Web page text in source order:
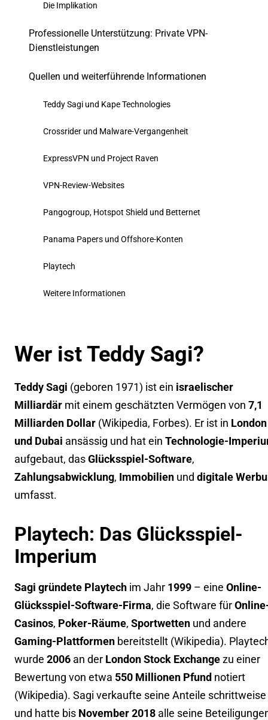
Die Implikation
Professionelle Unterstützung: Private VPN-
Dienstleistungen
Quellen und weiterführende Informationen
Teddy Sagi und Kape Technologies
Crossrider und Malware-Vergangenheit
ExpressVPN und Project Raven
VPN-Review-Websites
Pangogroup, Hotspot Shield und Betternet
Panama Papers und Offshore-Konten
Playtech
Weitere Informationen
Wer ist Teddy Sagi?
Teddy Sagi (geboren 1971) ist ein israelischer
Milliardär mit einem geschätzten Vermögen von 7,1
Milliarden Dollar (Wikipedia, Forbes). Er ist in London
und Dubai ansässig und hat ein Technologie-
aufgebaut, dasGlücksspiel-Software,
Zahlungsabwicklung, Immobilien und digitale
umfasst.
Playtech: Das Glücksspiel-
Imperium
Sagi gründete Playtech im Jahr 1999 – eine Online-
Glücksspiel-Software-Firma, die Software für
Casinos, Poker-Räume, Sportwetten und andere
Gaming-Plattformen bereitstellt (Wikipedia).
wurde 2006 an der London Stock Exchangezu einer
Bewertung von etwa 550 Millionen Pfund notiert
(Wikipedia). Sagi verkaufte seine Anteile schrittweise
und hatte bis November 2018 alle seine